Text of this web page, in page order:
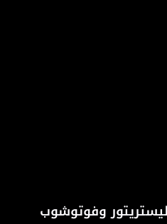
وفوتوشوب